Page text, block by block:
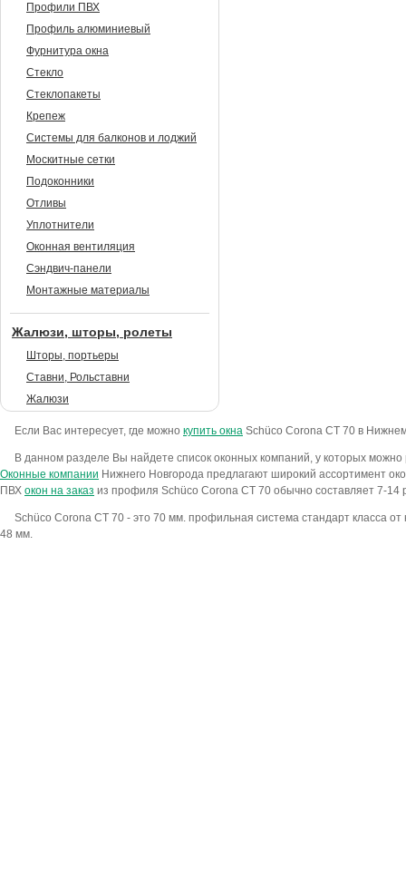
Профили ПВХ
Профиль алюминиевый
Фурнитура окна
Стекло
Стеклопакеты
Крепеж
Системы для балконов и лоджий
Москитные сетки
Подоконники
Отливы
Уплотнители
Оконная вентиляция
Сэндвич-панели
Монтажные материалы
Жалюзи, шторы, ролеты
Шторы, портьеры
Ставни, Рольставни
Жалюзи
Если Вас интересует, где можно купить окна Sсhüco Corona CT 70 в
В данном разделе Вы найдете список оконных компаний, у которых
Оконные компании Нижнего Новгорода предлагают широкий ассортимент
ПВХ окон на заказ из профиля Sсhüco Corona CT 70 обычно составляет 7-14
Sсhüco Corona CT 70 - это 70 мм. профильная система стандарт класса
48 мм.